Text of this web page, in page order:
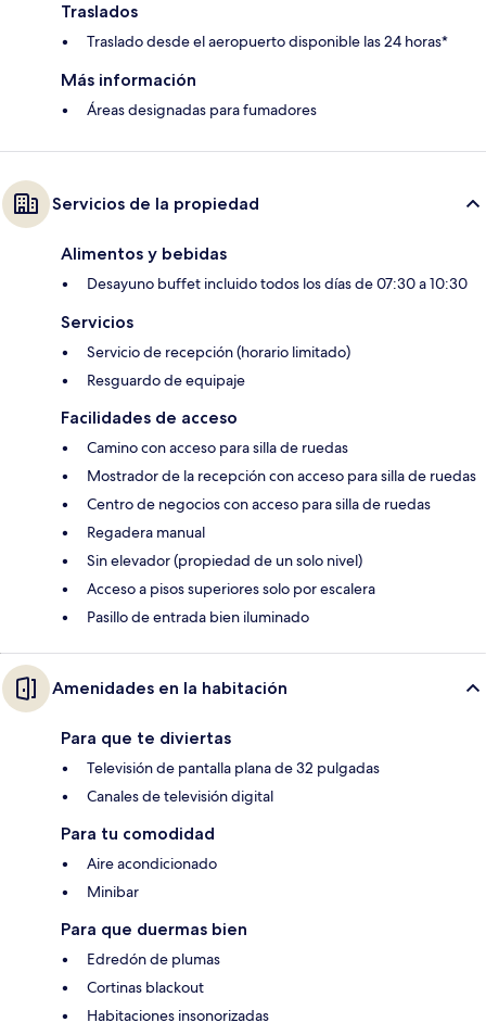
Traslados
Traslado desde el aeropuerto disponible las 24 horas*
Más información
Áreas designadas para fumadores
Servicios de la propiedad
Alimentos y bebidas
Desayuno buffet incluido todos los días de 07:30 a 10:30
Servicios
Servicio de recepción (horario limitado)
Resguardo de equipaje
Facilidades de acceso
Camino con acceso para silla de ruedas
Mostrador de la recepción con acceso para silla de ruedas
Centro de negocios con acceso para silla de ruedas
Regadera manual
Sin elevador (propiedad de un solo nivel)
Acceso a pisos superiores solo por escalera
Pasillo de entrada bien iluminado
Amenidades en la habitación
Para que te diviertas
Televisión de pantalla plana de 32 pulgadas
Canales de televisión digital
Para tu comodidad
Aire acondicionado
Minibar
Para que duermas bien
Edredón de plumas
Cortinas blackout
Habitaciones insonorizadas